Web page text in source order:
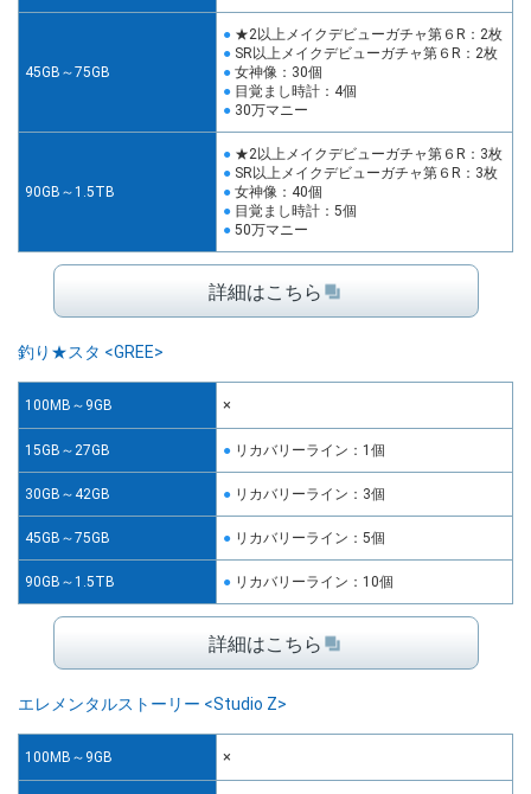
45GB～75GB
★2以上メイクデビューガチャ第６R：2枚
SR以上メイクデビューガチャ第６R：2枚
女神像：30個
目覚まし時計：4個
30万マニー
90GB～1.5TB
★2以上メイクデビューガチャ第６R：3枚
SR以上メイクデビューガチャ第６R：3枚
女神像：40個
目覚まし時計：5個
50万マニー
詳細はこちら
釣り★スタ <GREE>
100MB～9GB ×
15GB～27GB リカバリーライン：1個
30GB～42GB リカバリーライン：3個
45GB～75GB リカバリーライン：5個
90GB～1.5TB リカバリーライン：10個
詳細はこちら
エレメンタルストーリー <Studio Z>
100MB～9GB ×